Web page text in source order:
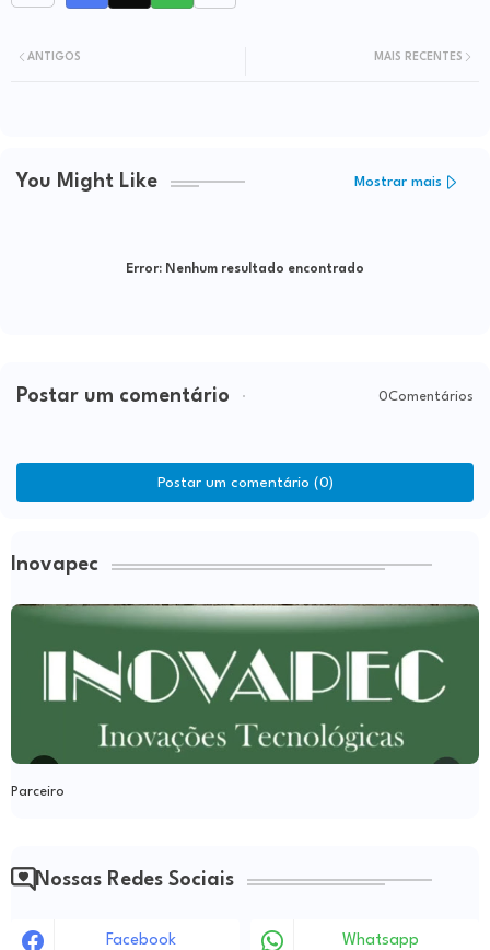
MAIS RECENTES
ANTIGOS
You Might Like Mostrar mais
Error: Nenhum resultado encontrado
Postar um comentário 0Comentários
Postar um comentário (0)
Inovapec
Parceiro
Nossas Redes Sociais
Facebook Whatsapp